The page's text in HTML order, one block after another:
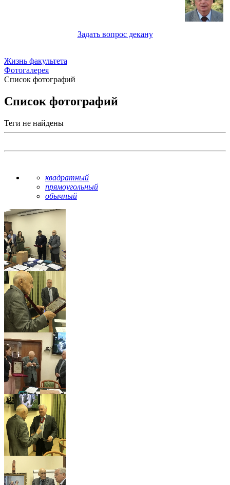
Задать вопрос декану
Жизнь факультета
Фотогалерея
Список фотографий
Список фотографий
Теги не найдены
квадратный
прямоугольный
обычный